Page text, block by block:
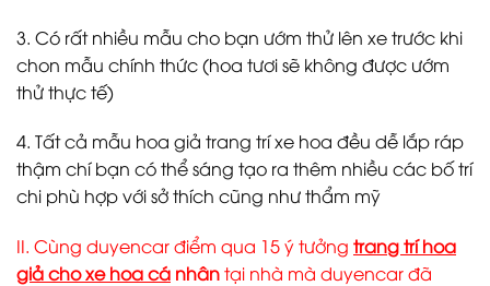
3. Có rất nhiều mẫu cho bạn ướm thử lên xe trước khi
chon mẫu chính thức (hoa tươi sẽ không được ướm
thử thực tế)
4. Tất cả mẫu hoa giả trang trí xe hoa đều dễ lắp ráp
thậm chí bạn có thể sáng tạo ra thêm nhiều các bố trí
chi phù hợp với sở thích cũng như thẩm mỹ
II. Cùng duyencar điểm qua 15 ý tưởng trang trí hoa
giả cho xe hoa cá nhântại nhà mà duyencar đã